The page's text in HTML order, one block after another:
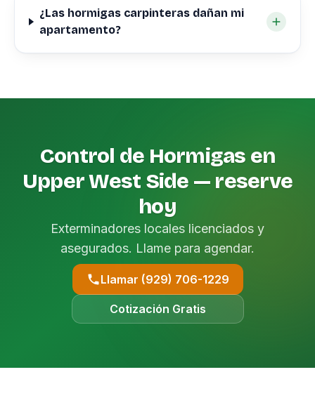
¿Las hormigas carpinteras dañan mi
apartamento?
Control de Hormigas en
Upper West Side — reserve
hoy
Exterminadores locales licenciados y
asegurados. Llame para agendar.
Llamar (929) 706-1229
Cotización Gratis